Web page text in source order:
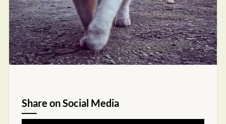
Share on Social Media